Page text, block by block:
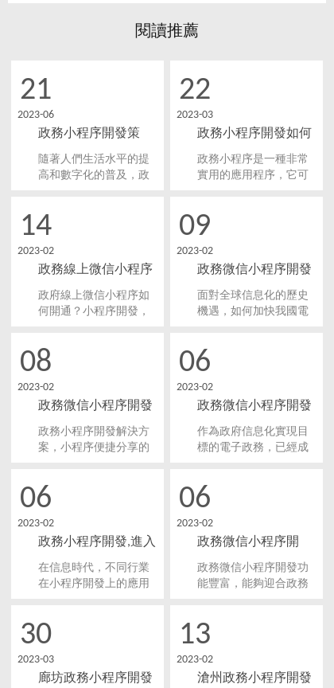
閱讀推薦
21
2023-06
政務小程序開發策
略，拓展政府服務領
域，滿足居民需求！
隨著人們生活水平的提
高和數字化的普及，政
務小程序是基于移動互
用，可以為居民提供各
種政府服務、信息和便
利。
22
2023-03
政務小程序開發如何
更好的服務廣大居
民？
政務小程序是一種非常
實用的應用程序，它可
務。如何更好地開發政
水平，成為了一個亟待
解決的問題。
14
2023-02
政務線上微信小程序
如何開通?
政府線上微信小程序如
何開通？小程序開發，
平臺的應用程序。開通
市民與政府部門互動交
流，也為政府部門提供
了一個新的互動平臺。
09
2023-02
政務微信小程序開發
能給用戶帶來什么？
面對全球信息化的歷史
機遇，如何加快我國電
務的成功率，值得我們
設經歷了多次高潮，政
務小程序開發也有廣闊
的發展前景。
08
2023-02
政務微信小程序開發
要有哪些功能？
政務小程序開發解決方
案，小程序便捷分享的
離， 政務模塊能夠幫助
示，推進陽光政務，方
便政民互動，為市、縣
區、鄉鎮級政府建立統
一的政府信息公開平
臺。
06
2023-02
政務微信小程序開發
制作解決方案
作為政府信息化實現目
標的電子政務，已經成
展的需求，結合現代化
序開發流行起來，打造
了便于用戶使用，推動
電子政務發展的現代化
平臺。
06
2023-02
政務小程序開發,進入
微信小程序時代
在信息時代，不同行業
在小程序開發上的應用
開發為政府工作帶來更
又將微信小程序和移動
政務緊緊聯系在了一
06
2023-02
政務微信小程序開
發，方便群眾辦事
政務微信小程序開發功
能豐富，能夠迎合政務
結合，作為政府部門傳
民互動的窗口；還能夠
連接咨詢系統，將辦事
30
2023-03
廊坊政務小程序開發
13
2023-02
滄州政務小程序開發